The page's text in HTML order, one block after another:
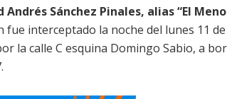
Andrés Sánchez Pinales, alias “El
fue interceptado la noche del lunes 11
la calle C esquina Domingo Sabio, a